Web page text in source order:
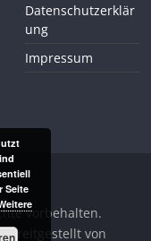
Datenschutzerklär
ung
Impressum
vorbehalten.
Bereitgestellt von
Seite